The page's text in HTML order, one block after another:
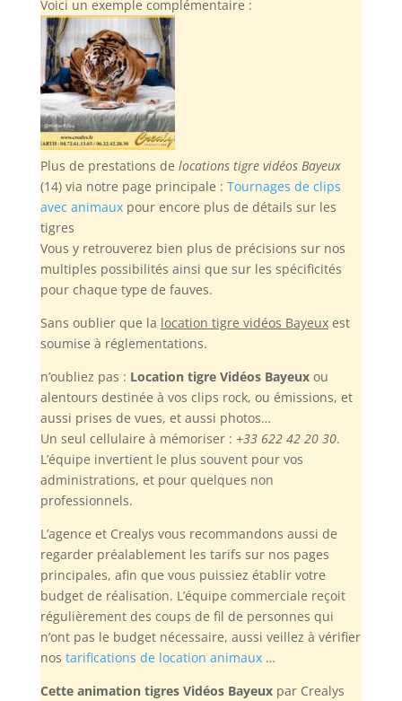
Voici un exemple complémentaire :
Plus de prestations de locations tigre vidéos Bayeux
(14) via notre page principale : Tournages de clips
avec animauxpour encore plus de détails sur les
tigres
Vous y retrouverez bien plus de précisions sur nos
multiples possibilités ainsi que sur les spécificités
pour chaque type de fauves.
Sans oublierque la location tigre vidéos Bayeuxest
soumise à réglementations.
n’oubliez pas : Location tigre Vidéos Bayeuxou
alentours destinée à vos clips rock, ou émissions, et
aussi prises de vues, et aussi photos…
Un seul cellulaire à mémoriser : +33 622 42 20 30.
L’équipe invertient le plus souvent pour vos
administrations, et pour quelques non
professionnels.
L’agence et Crealys vous recommandons aussi de
regarder préalablement les tarifs sur nos pages
principales, afin que vous puissiez établir votre
budget de réalisation. L’équipe commerciale reçoit
régulièrement des coups de fil de personnes qui
n’ont pas le budget nécessaire, aussi veillez à vérifier
nos tarifications de location animaux…
Cette animation tigres Vidéos Bayeuxpar Crealys